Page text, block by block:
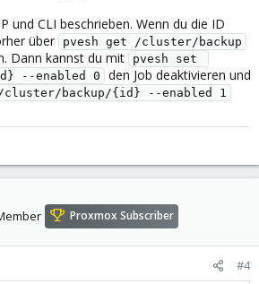
und CLI beschrieben. Wenn du die ID
über
pvesh get /cluster/backup
Dann kannst du mit
pvesh set
--enabled 0
den Job deaktivieren und
cluster/backup/{id} --enabled 1
Proxmox Subscriber
#4